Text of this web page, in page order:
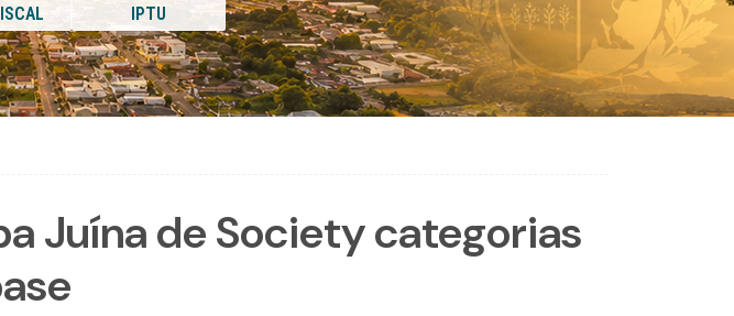
IPTU
Juína de Society categorias